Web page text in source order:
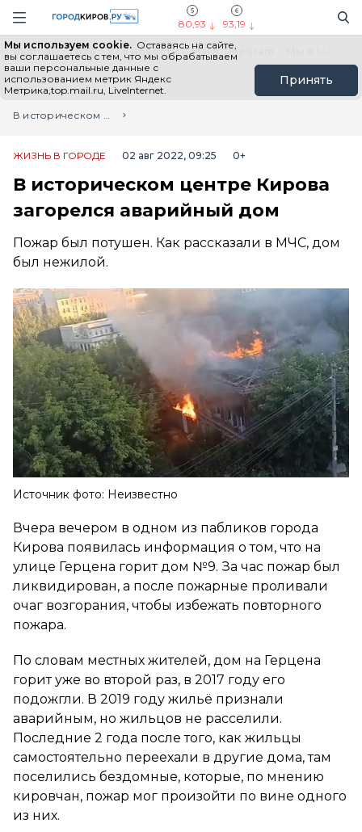
Навигация сайта
80,93 93,19
Мы используем cookie. Оставаясь на сайте,
вы соглашаетесь с тем, что мы обрабатываем
ваши персональные данные с
использованием метрик Яндекс
Метрика,top.mail.ru, LiveInternet.
Принять
Выборы - 2026 Все новости Мы в Telegram
Главная
Лента новостей
В историческом центре Кирова загорелся аварийный дом
ЖИЗНЬ В ГОРОДЕ 02 авг 2022, 09:25 0+
В историческом центре Кирова
загорелся аварийный дом
Пожар был потушен. Как рассказали в МЧС, дом
был нежилой.
Источник фото: Неизвестно
Вчера вечером в одном из пабликов города
Кирова появилась информация о том, что на
улице Герцена горит дом №9. За час пожар был
ликвидирован, а после пожарные проливали
очаг возгорания, чтобы избежать повторного
пожара.
По словам местных жителей, дом на Герцена
горит уже во второй раз, в 2017 году его
подожгли. В 2019 году жильё признали
аварийным, но жильцов не расселили.
Последние 2 года после того, как жильцы
самостоятельно переехали в другие дома, там
поселились бездомные, которые, по мнению
кировчан, пожар мог произойти по вине одного
из них.